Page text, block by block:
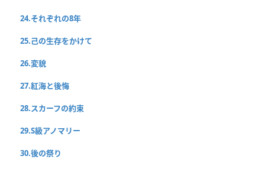
24.それぞれの8年
25.己の生存をかけて
26.変貌
27.紅海と後悔
28.スカーフの約束
29.S級アノマリー
30.後の祭り